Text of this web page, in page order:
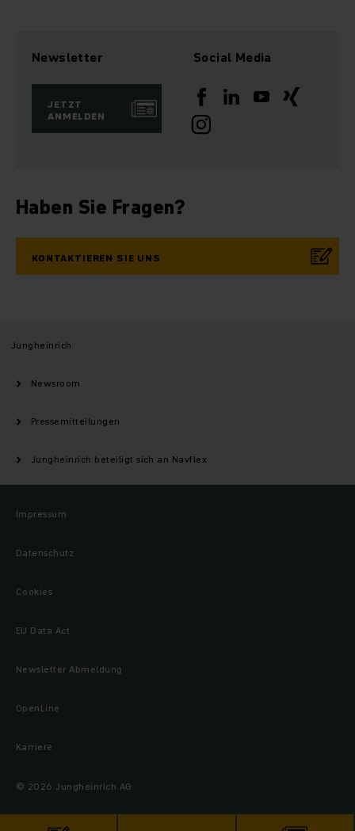
Newsletter
JETZT
ANMELDEN
Social Media
Haben Sie Fragen?
KONTAKTIEREN SIE UNS
Jungheinrich
Newsroom
Pressemitteilungen
Jungheinrich beteiligt sich an Navflex
Impressum
Datenschutz
Cookies
EU Data Act
Newsletter Abmeldung
OpenLine
Karriere
© 2026 Jungheinrich AG